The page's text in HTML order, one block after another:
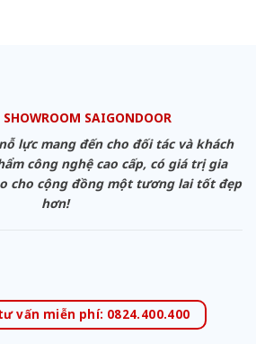
SHOWROOM SAIGONDOOR
lực mang đến cho đối tác và khách
công nghệ cao cấp, có giá trị gia
cho cộng đồng một tương lai tốt đẹp
hơn!
vấn miễn phí: 0824.400.400